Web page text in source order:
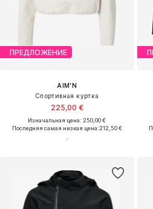
ПРЕДЛОЖЕНИЕ
AIM'N
Спортивная куртка
225,00 €
Изначальная цена: 250,00 €
Последняя самая низкая цена:212,50 €